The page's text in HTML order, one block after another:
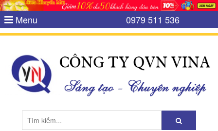
Menu 0979 511 536